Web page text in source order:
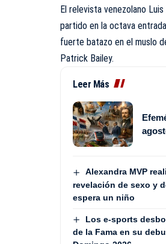
El relevista venezolano
partido en la octava
fuerte batazo en el muslo
Patrick Bailey.
Leer Más
Alexandra MVP
revelación de sexo y
espera un niño
Los e-sports
de la Fama en su